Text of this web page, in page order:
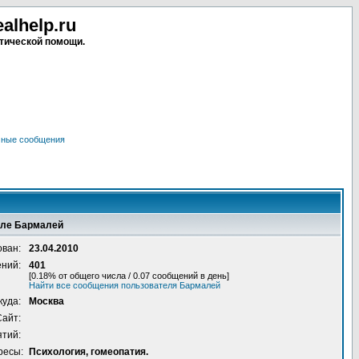
помощи.
сообщения
Бармалей
23.04.2010
401
[0.18% от общего числа / 0.07 сообщений в день]
Найти все сообщения пользователя Бармалей
Москва
Психология, гомеопатия.